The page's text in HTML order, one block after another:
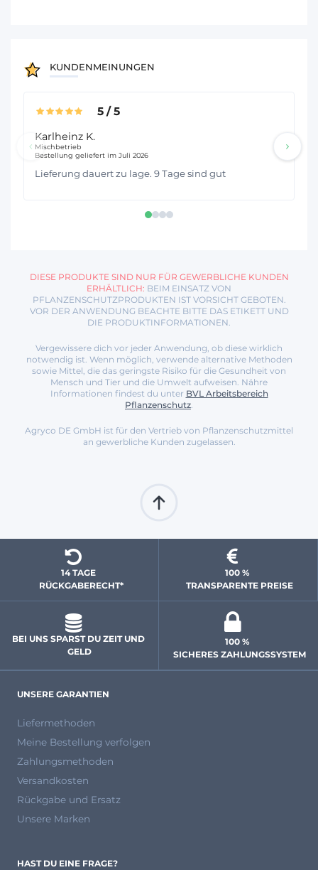
KUNDENMEINUNGEN
5/5
Karlheinz K.
Mischbetrieb
Bestellung geliefert im Juli 2026
Lieferung dauert zu lage. 9 Tage sind gut
DIESE PRODUKTE SIND NUR FÜR GEWERBLICHE KUNDEN
ERHÄLTLICH: BEIM EINSATZ VON
PFLANZENSCHUTZPRODUKTEN IST VORSICHT GEBOTEN.
VOR DER ANWENDUNG BEACHTE BITTE DAS ETIKETT UND
DIE PRODUKTINFORMATIONEN.
Vergewissere dich vor jeder Anwendung, ob diese wirklich
notwendig ist. Wenn möglich, verwende alternative Methoden
sowie Mittel, die das geringste Risiko für die Gesundheit von
Mensch und Tier und die Umwelt aufweisen. Nähre
Informationen findest du unter BVL Arbeitsbereich
Pflanzenschutz.
Agryco DE GmbH ist für den Vertrieb von Pflanzenschutzmittel
an gewerbliche Kunden zugelassen.
14 TAGE
  RÜCKGABERECHT*
100 %
TRANSPARENTE PREISE
BEI UNS SPARST DU ZEIT UND
GELD
100 %
SICHERES ZAHLUNGSSYSTEM
UNSERE GARANTIEN
Liefermethoden
Meine Bestellung verfolgen
Zahlungsmethoden
Versandkosten
Rückgabe und Ersatz
Unsere Marken
HAST DU EINE FRAGE?